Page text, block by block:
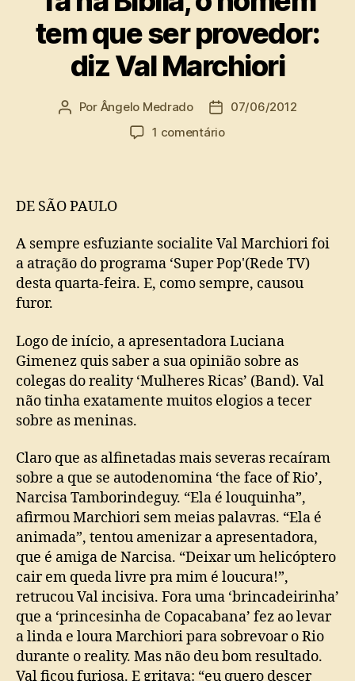
tem que ser provedor:
diz Val Marchiori
Autor
Por Ângelo Medrado
Data
de
07/06/2012
1 comentárioem
tem
que
ser
provedor:
Marchiori
DE SÃO PAULO
A sempre esfuziante socialite Val Marchiori foi
a atração do programa ‘Super Pop'(Rede TV)
desta quarta-feira. E, como sempre, causou
furor.
Logo de início, a apresentadora Luciana
Gimenez quis saber a sua opinião sobre as
colegas do reality ‘Mulheres Ricas’ (Band). Val
não tinha exatamente muitos elogios a tecer
sobre as meninas.
Claro que as alfinetadas mais severas recaíram
sobre a que se autodenomina ‘the face of Rio’,
Narcisa Tamborindeguy. “Ela é louquinha”,
afirmou Marchiori sem meias palavras. “Ela é
animada”, tentou amenizar a apresentadora,
que é amiga de Narcisa. “Deixar um helicóptero
cair em queda livre pra mim é loucura!”,
retrucou Val incisiva. Fora uma ‘brincadeirinha’
que a ‘princesinha de Copacabana’ fez ao levar
a linda e loura Marchiori para sobrevoar o Rio
durante o reality. Mas não deu bom resultado.
Val ficou furiosa. E gritava: “eu quero descer